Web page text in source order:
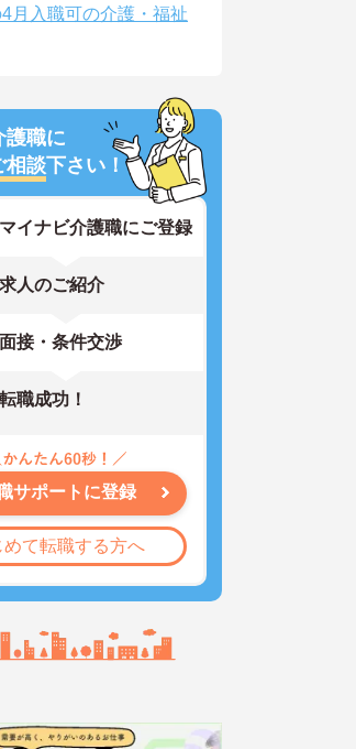
月入職可の介護・福祉
護職に
相談下さい！
マイナビ介護職にご登録
求人のご紹介
面接・条件交渉
転職成功！
サポートに登録
めて転職する方へ